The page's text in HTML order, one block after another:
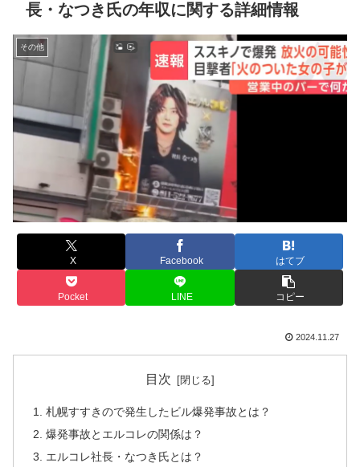
長・なつき氏の年収に関する詳細情報
その他
X Facebook はてブ
Pocket LINE コピー
2024.11.27
目次
札幌すすきので発生したビル爆発事故とは？
爆発事故とエルコレの関係は？
エルコレ社長・なつき氏とは？